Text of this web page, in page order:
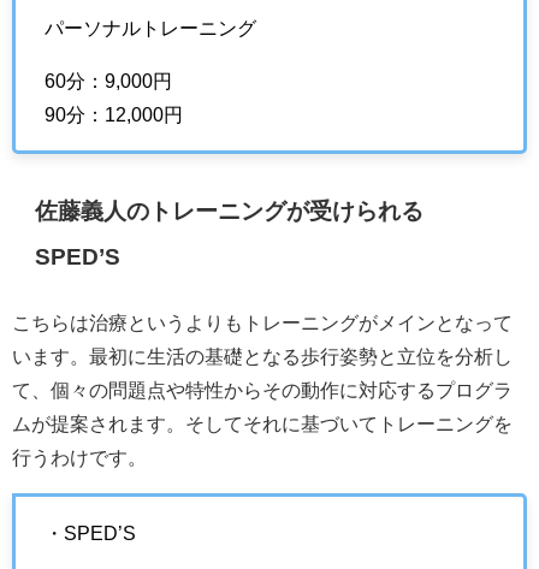
パーソナルトレーニング
60分：9,000円
90分：12,000円
佐藤義人のトレーニングが受けられる
SPED’S
こちらは治療というよりもトレーニングがメインとなって
います。最初に生活の基礎となる歩行姿勢と立位を分析し
て、個々の問題点や特性からその動作に対応するプログラ
ムが提案されます。そしてそれに基づいてトレーニングを
行うわけです。
・SPED’S